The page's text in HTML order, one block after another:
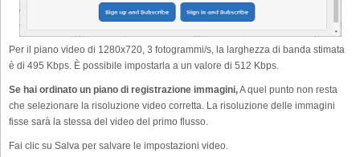
Per il piano video di 1280x720, 3 fotogrammi/s, la larghezza di banda stimata
è di 495 Kbps. È possibile impostarla a un valore di 512 Kbps.
Se hai ordinato un piano di registrazione immagini,A quel punto non resta
che selezionare la risoluzione video corretta. La risoluzione delle immagini
fisse sarà la stessa del video del primo flusso.
Fai clic su Salva per salvare le impostazioni video.